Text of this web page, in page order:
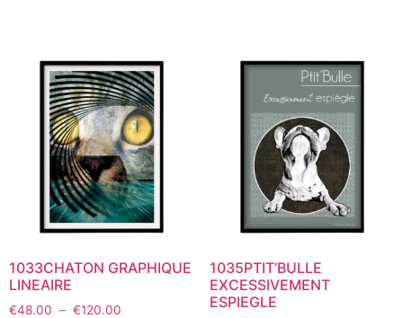
Les
options
peuvent
être
choisies
sur
la
page
du
options
peuvent
être
choisies
sur
la
page
produit
1033CHATON GRAPHIQUE
LINEAIRE
€48.00 – €120.00
1035PTIT’BULLE
EXCESSIVEMENT
ESPIEGLE